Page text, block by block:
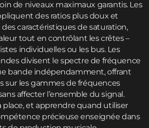
de niveaux maximaux garantis. Les
des ratios plus doux et
caractéristiques de saturation,
tout en contrôlant les crêtes –
individuelles ou les bus. Les
divisent le spectre de fréquence
bande indépendamment, offrant
sur les gammes de fréquences
affecter l’ensemble du signal.
place, et apprendre quand utiliser
précieuse enseignée dans